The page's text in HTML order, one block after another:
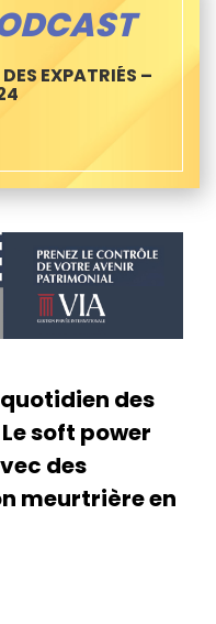
EXPATRIÉS –
des
soft power
des
meurtrière en